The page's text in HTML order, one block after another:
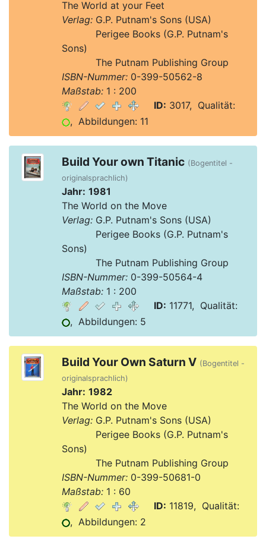
The World at your Feet
Verlag:G.P. Putnam's Sons (USA)
Perigee Books (G.P. Putnam's
Sons)
The Putnam Publishing Group
ISBN-Nummer:0-399-50562-8
Maßstab:1 : 200
ID: 3017, Qualität:
, Abbildungen: 11
Build Your own Titanic (Bogentitel -
originalsprachlich)
Jahr: 1981
The World on the Move
Verlag:G.P. Putnam's Sons (USA)
Perigee Books (G.P. Putnam's
Sons)
The Putnam Publishing Group
ISBN-Nummer:0-399-50564-4
Maßstab:1 : 200
ID: 11771, Qualität:
, Abbildungen: 5
Build Your Own Saturn V (Bogentitel -
originalsprachlich)
Jahr: 1982
The World on the Move
Verlag:G.P. Putnam's Sons (USA)
Perigee Books (G.P. Putnam's
Sons)
The Putnam Publishing Group
ISBN-Nummer:0-399-50681-0
Maßstab:1 : 60
ID: 11819, Qualität:
, Abbildungen: 2